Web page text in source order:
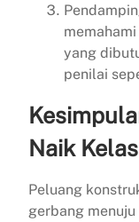
yang
penilai
Naik Kelas
Peluang
gerbang